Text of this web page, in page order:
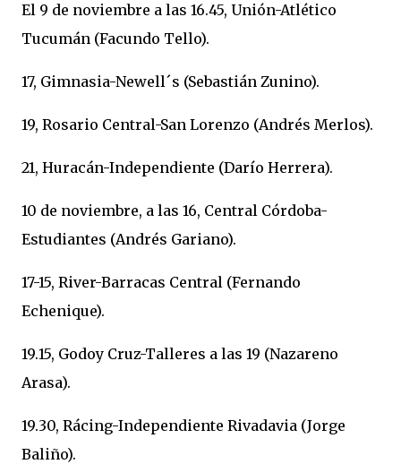
El 9 de noviembre a las 16.45, Unión-Atlético
Tucumán (Facundo Tello).
17, Gimnasia-Newell´s (Sebastián Zunino).
19, Rosario Central-San Lorenzo (Andrés Merlos).
21, Huracán-Independiente (Darío Herrera).
10 de noviembre, a las 16, Central Córdoba-
Estudiantes (Andrés Gariano).
17-15, River-Barracas Central (Fernando
Echenique).
19.15, Godoy Cruz-Talleres a las 19 (Nazareno
Arasa).
19.30, Rácing-Independiente Rivadavia (Jorge
Baliño).